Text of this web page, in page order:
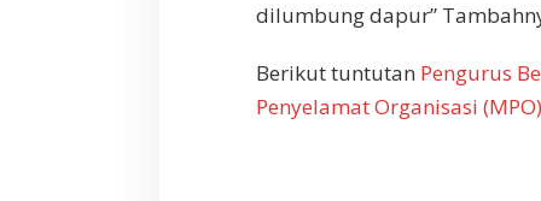
dilumbung dapur”
Berikut tuntutan Pengurus
Penyelamat Organisasi (MPO)